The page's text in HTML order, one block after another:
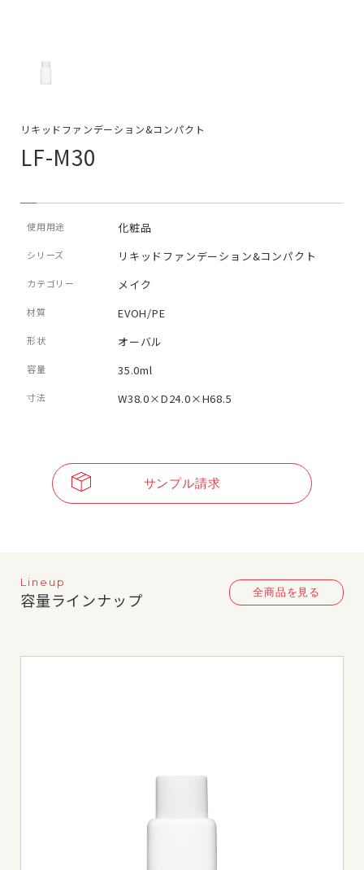
リキッドファンデーション&コンパクト
LF-M30
使用用途 化粧品
シリーズ リキッドファンデーション&コンパクト
カテゴリー メイク
材質 EVOH/PE
形状 オーバル
容量 35.0ml
寸法 W38.0×D24.0×H68.5
サンプル請求
Lineup
容量ラインナップ 全商品を見る